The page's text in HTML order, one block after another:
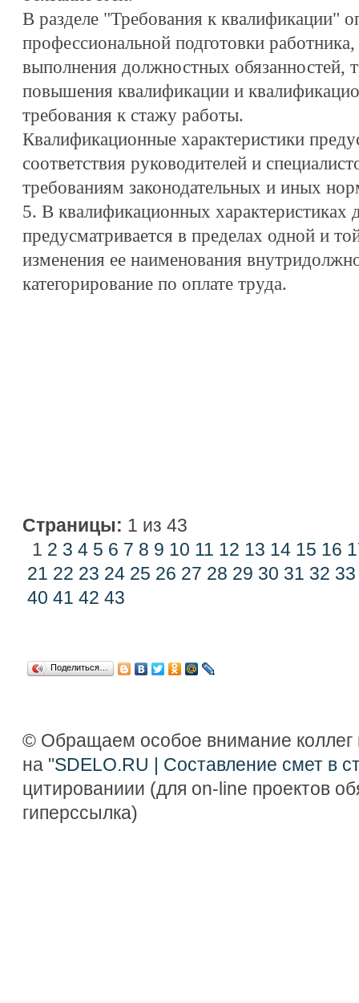
В разделе "Требования к квалификации"
профессиональной подготовки
выполнения должностных обязанностей,
повышения квалификации и
требования к стажу работы.
Квалификационные характеристики
соответствия руководителей и
требованиям законодательных и иных
5. В квалификационных характеристиках
предусматривается в пределах одной и
изменения ее наименования
категорирование по оплате труда.
Страницы: 1 из 43
1 2 3 4 5 6 7 8 9 10 11 12 13 14 15 16
21 22 23 24 25 26 27 28 29 30 31 32 33
40 41 42 43
Поделиться…
© Обращаем особое внимание коллег
на "SDELO.RU | Составление смет в
цитированиии (для on-line проектов
гиперссылка)